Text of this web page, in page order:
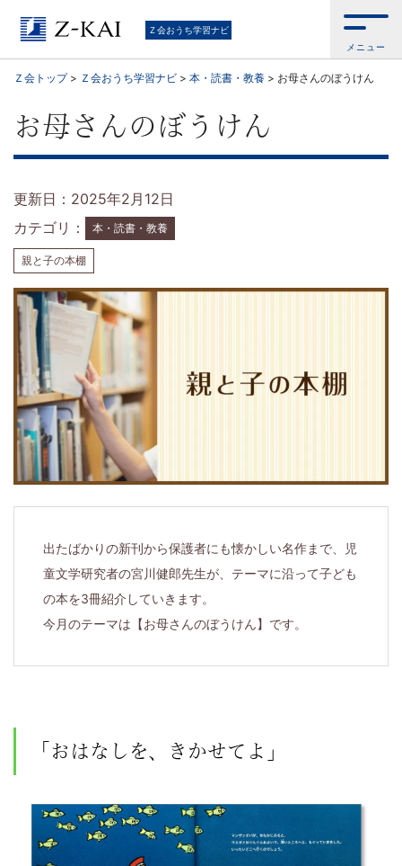
通
信
教
育
の
Z
会
が
お
届
け
す
る、
Ｚ会おうち学習ナビ
メニュー
Ｚ会トップ> Ｚ会おうち学習ナビ > 本・読書・教養 > お母さんのぼうけん
お母さんのぼうけん
更新日：2025年2月12日
カテゴリ：
本・読書・教養
親と子の本棚
出たばかりの新刊から保護者にも懐かしい名作まで、児
童文学研究者の宮川健郎先生が、テーマに沿って子ども
の本を3冊紹介していきます。
今月のテーマは【お母さんのぼうけん】です。
「おはなしを、きかせてよ」